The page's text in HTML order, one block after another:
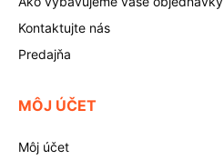
Kontaktujte nás
Predajňa
MÔJ ÚČET
Môj účet